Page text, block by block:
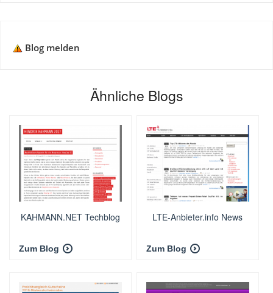
Blog melden
Ähnliche Blogs
KAHMANN.NET Techblog
Zum Blog
LTE-Anbieter.info News
Zum Blog